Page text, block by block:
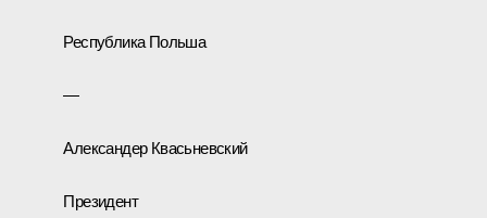
Республика Польша
—
Александер Квасьневский
Президент